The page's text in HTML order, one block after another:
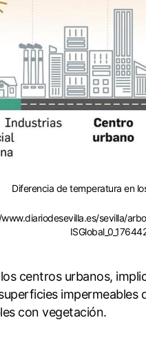
Diferencia de temperatura en
sevilla/
centros urbanos,
impermeables
con vegetación.